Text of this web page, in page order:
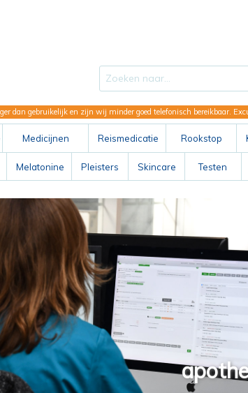
dan gebruikelijk en zijn wij minder goed telefonisch bereikbaar.
Medicijnen
ABC
Reismedicatie Rookstop
Melatonine Pleisters Skincare Testen